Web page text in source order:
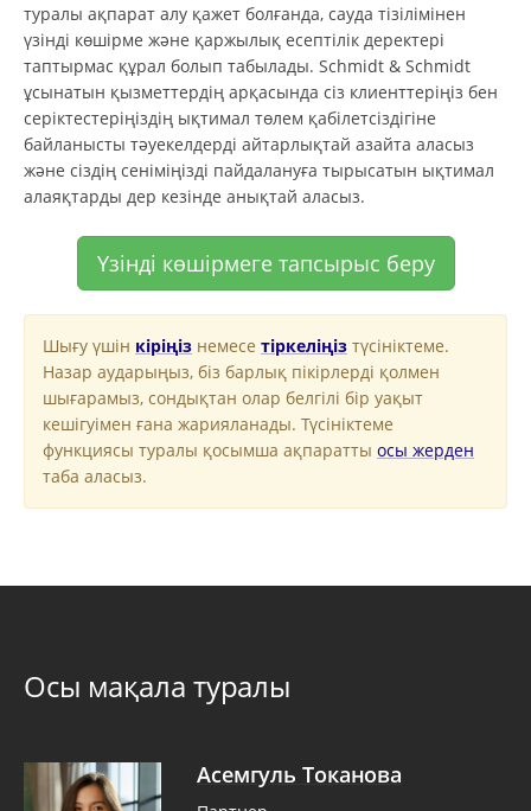
туралы ақпарат алу қажет болғанда, сауда тізілімінен
үзінді көшірме және қаржылық есептілік деректері
таптырмас құрал болып табылады. Schmidt & Schmidt
ұсынатын қызметтердің арқасында сіз клиенттеріңіз бен
серіктестеріңіздің ықтимал төлем қабілетсіздігіне
байланысты тәуекелдерді айтарлықтай азайта аласыз
және сіздің сеніміңізді пайдалануға тырысатын ықтимал
алаяқтарды дер кезінде анықтай аласыз.
Үзінді көшірмеге тапсырыс беру
Шығу үшін кіріңіз немесе тіркеліңіз түсініктеме.
Назар аударыңыз, біз барлық пікірлерді қолмен
шығарамыз, сондықтан олар белгілі бір уақыт
кешігуімен ғана жарияланады. Түсініктеме
функциясы туралы қосымша ақпаратты осы жерден
таба аласыз.
Осы мақала туралы
Асемгуль Токанова